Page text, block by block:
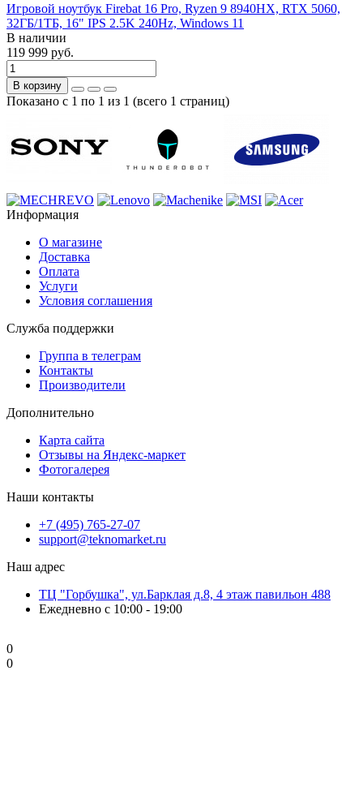
Игровой ноутбук Firebat 16 Pro, Ryzen 9 8940HX, RTX 5060,
32ГБ/1ТБ, 16" IPS 2.5K 240Hz, Windows 11
В наличии
119 999 руб.
В корзину
Показано с 1 по 1 из 1 (всего 1 страниц)
Информация
О магазине
Доставка
Оплата
Услуги
Условия соглашения
Служба поддержки
Группа в телеграм
Контакты
Производители
Дополнительно
Карта сайта
Отзывы на Яндекс-маркет
Фотогалерея
Наши контакты
+7 (495) 765-27-07
support@teknomarket.ru
Наш адрес
ТЦ "Горбушка", ул.Барклая д.8, 4 этаж павильон 488
Ежедневно с 10:00 - 19:00
0
0